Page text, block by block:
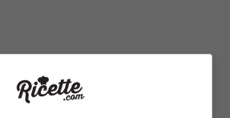
il resto degli ingredienti, quindi:
d’oliva
per 5 secondi a velocità 7.